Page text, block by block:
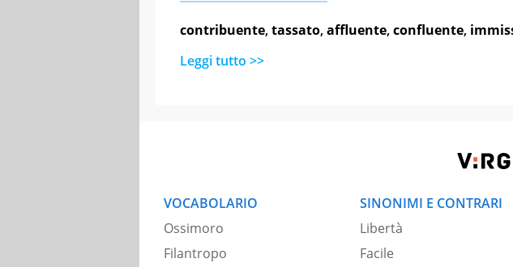
contribuente,tassato,affluente,confluente,
Leggi tutto >>
VOCABOLARIO
Ossimoro
Filantropo
SINONIMI E CONTRARI
Libertà
Facile